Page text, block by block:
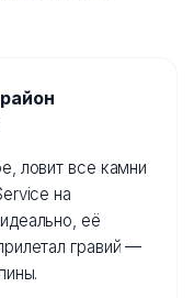
ловит все камни
на
её
гравий —